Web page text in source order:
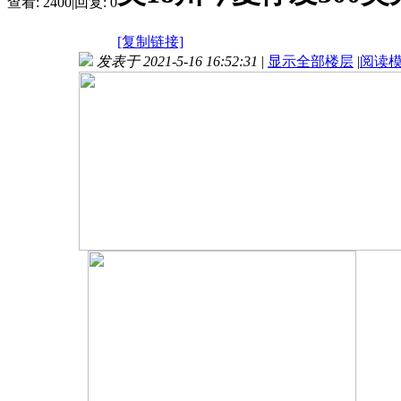
[复制链接]
发表于 2021-5-16 16:52:31 | 显示全部楼层 |阅读